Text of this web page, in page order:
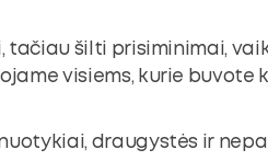
šilti prisiminimai,
visiems, kurie buvote
draugystės ir